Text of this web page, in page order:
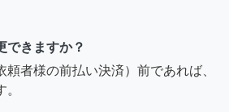
できますか？
頼者様の前払い決済）前であれば、